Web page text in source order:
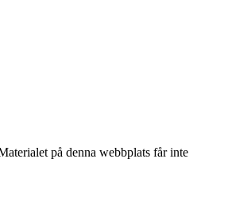
på denna webbplats får inte